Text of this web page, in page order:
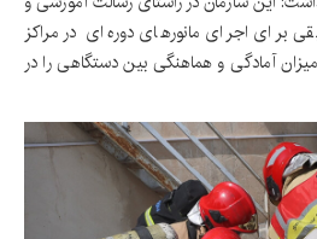
برای اجرای مانورهای دوره‌ای در مراکز
میزان آمادگی و هماهنگی بین دستگاهی را در